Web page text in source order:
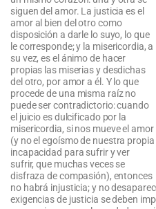
siguen del amor. La justicia es el
amor al bien del otro como
disposición a darle lo suyo, lo que
le corresponde; y la misericordia, a
su vez, es el ánimo de hacer
propias las miserias y desdichas
del otro, por amor a él. Y lo que
procede de una misma raíz no
puede ser contradictorio: cuando
el juicio es dulcificado por la
misericordia, si nos mueve el amor
(y no el egoísmo de nuestra propia
incapacidad para sufrir y ver
sufrir, que muchas veces se
disfraza de compasión), entonces
no habrá injusticia; y no
exigencias de justicia se deben